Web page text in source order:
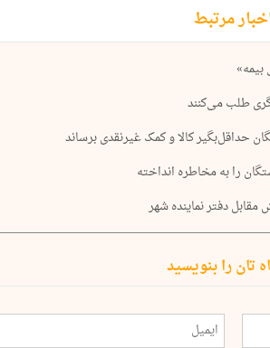
مرتبط
طلب می‌کنند
حداقل‌بگیر کالا و کمک غیرنقدی برساند
را به مخاطره انداخته
دفتر نماینده شهر
تان را بنویسید